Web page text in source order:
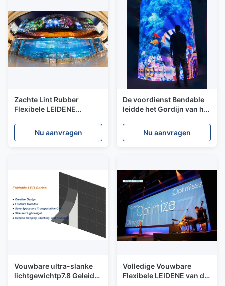
Zachte Lint Rubber
Flexibele LEIDENE
even welke Convexe,
Concave of Verdraaide
Nu aanvragen
De voordienst Bendable
leidde het Gordijn van het
binnengebouwen
Installatie hangen
Nu aanvragen
Vouwbare ultra-slanke
lichtgewichtp7.8 Geleide
Volledige Vouwbare
Flexibele LEIDENE van de